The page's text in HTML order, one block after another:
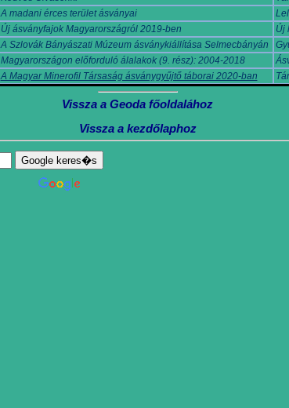
A madani érces terület ásványai
Új ásványfajok Magyarországról 2019-ben Új
A Szlovák Bányászati Múzeum ásványkiállítása Selmecbányán
Magyarországon előforduló álalakok (9. rész): 2004-2018
A Magyar Minerofil Társaság ásványgyűjtő táborai 2020-ban
Vissza a Geoda főoldalához
Vissza a kezdőlaphoz